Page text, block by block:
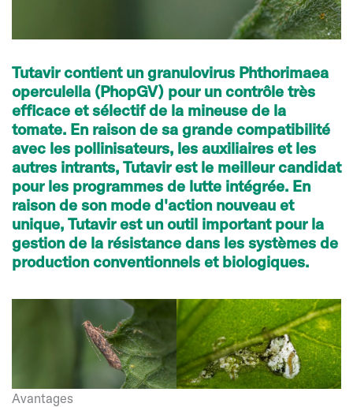
Tutavir contient un granulovirus Phthorimaea
operculella (PhopGV) pour un contrôle très
efficace et sélectif de la mineuse de la
tomate. En raison de sa grande compatibilité
avec les pollinisateurs, les auxiliaires et les
autres intrants, Tutavir est le meilleur candidat
pour les programmes de lutte intégrée. En
raison de son mode d'action nouveau et
unique, Tutavir est un outil important pour la
gestion de la résistance dans les systèmes de
production conventionnels et biologiques.
Avantages